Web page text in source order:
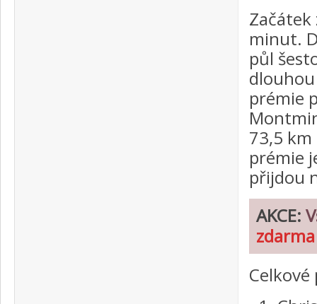
minut.
půl
prémie
73,5 km
prémie
přijdou
AKCE: